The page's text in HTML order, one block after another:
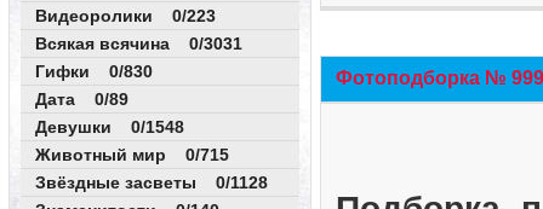
Видеоролики 0/223
Всякая всячина 0/3031
Гифки 0/830
Дата 0/89
Девушки 0/1548
Животный мир 0/715
Звёздные засветы 0/1128
Фотоподборка №